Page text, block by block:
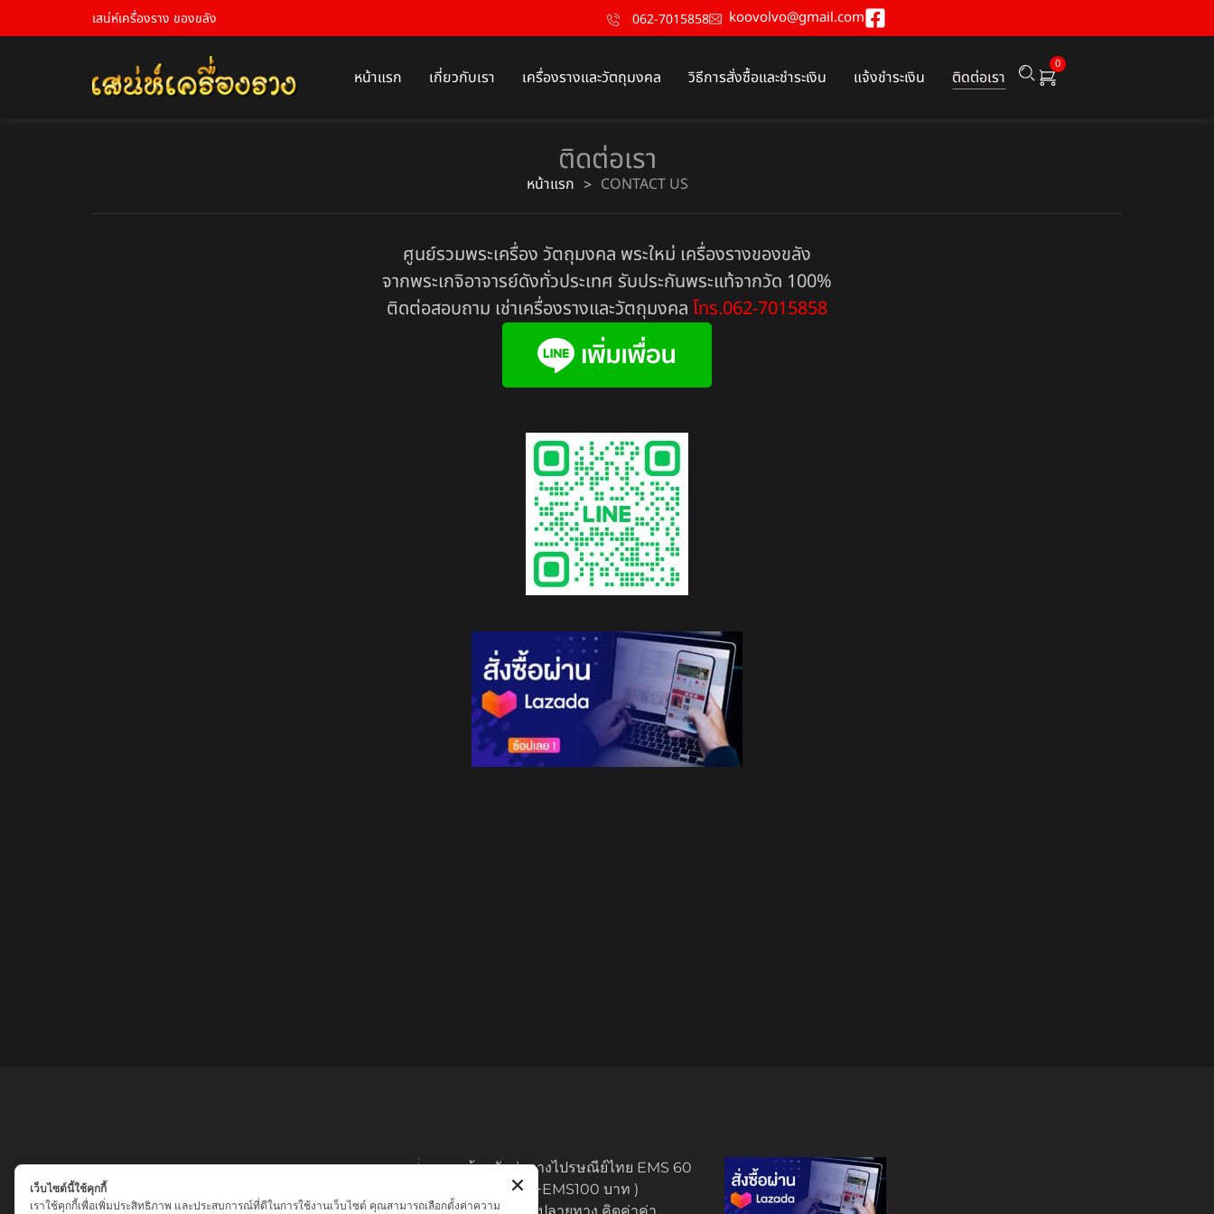
เสน่ห์เครื่องราง ของขลัง 062-7015858 koovolvo@gmail.com
หน้าแรก เกี่ยวกับเรา เครื่องรางและวัตถุมงคล วิธีการสั่งซื้อและชำระเงิน แจ้งชำระเงิน ติดต่อเรา
0
ติดต่อเรา
หน้าแรก > CONTACT US
ศูนย์รวมพระเครื่อง วัตถุมงคล พระใหม่ เครื่องรางของขลัง
จากพระเกจิอาจารย์ดังทั่วประเทศ รับประกันพระแท้จากวัด 100%
ติดต่อสอบถาม เช่าเครื่องรางและวัตถุมงคล โทร.062-7015858
ทางร้านจัดส่งทางไปรษณีย์ไทย EMS 60
บาท (พระบูชา +EMS100 บาท )
เว็บไซต์นี้ใช้คุกกี้
เราใช้คุกกี้เพื่อเพิ่มประสิทธิภาพ และประสบการณ์ที่ดีในการใช้งานเว็บไซต์ คุณสามารถเลือกตั้งค่าความ